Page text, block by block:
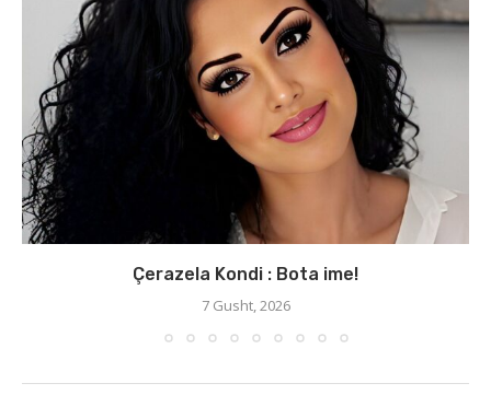
Çerazela Kondi : Bota ime!
7 Gusht, 2026